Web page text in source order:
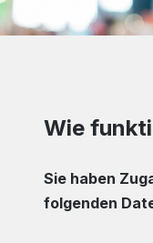
Wie
Sie haben
folgenden